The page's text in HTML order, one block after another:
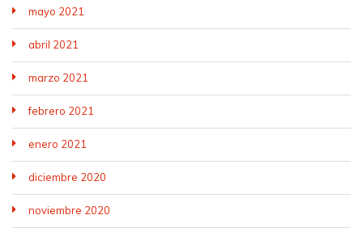
mayo 2021
abril 2021
marzo 2021
febrero 2021
enero 2021
diciembre 2020
noviembre 2020